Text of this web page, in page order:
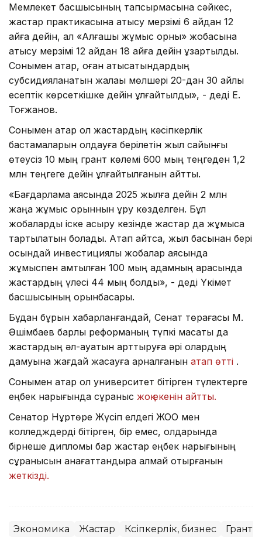
Мемлекет басшысының тапсырмасына сәйкес,
жастар практикасына қатысу мерзімі 6 айдан 12
айға дейін, ал «Алғашқы жұмыс орны» жобасына
қатысу мерзімі 12 айдан 18 айға дейін ұзартылды.
Сонымен қатар, оған қатысатындардың
субсидияланатын жалақы мөлшері 20-дан 30 айлық
есептік көрсеткішке дейін ұлғайтылды», - деді Е.
Тоғжанов.
Сонымен қатар ол жастардың кәсіпкерлік
бастамаларын қолдауға берілетін жыл сайынғы
өтеусіз 10 мың грант көлемі 600 мың теңгеден 1,2
млн теңгеге дейін ұлғайтылғанын айтты.
«Бағдарлама аясында 2025 жылға дейін 2 млн
жаңа жұмыс орыннын құру көзделген. Бұл
жобаларды іске асыру кезінде жастар да жұмысқа
тартылатын болады. Атап айтсақ, жыл басынан бері
осындай инвестициялық жобалар аясында
жұмыспен қамтылған 100 мың адамның арасында
жастардың үлесі 44 мың болды», - деді Үкімет
басшысының орынбасары.
Бұдан бұрын хабарланғандай, Сенат төрағасы М.
Әшімбаев барлық реформаның түпкі мақсаты да
жастардың әл-ауқатын арттыруға әрі олардың
дамуына жағдай жасауға арналғанын атап өтті .
Сонымен қатар ол университет бітірген түлектерге
еңбек нарығында сұраныс жоқ екенін айтты.
Сенатор Нұртөре Жүсіп елдегі ЖОО мен
колледждерді бітірген, бір емес, қолдарында
бірнеше дипломы бар жастар еңбек нарығының
сұранысын қанағаттандыра алмай отырғанын
жеткізді.
Экономика Жастар Кәсіпкерлік, бизнес Грант